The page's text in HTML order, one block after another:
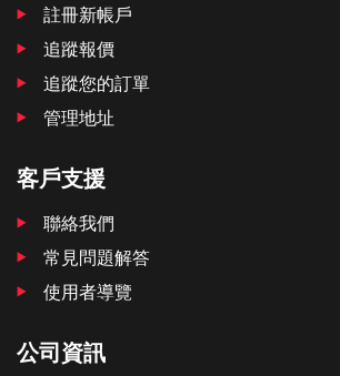
註冊新帳戶
追蹤報價
追蹤您的訂單
管理地址
客戶支援
聯絡我們
常見問題解答
使用者導覽
公司資訊